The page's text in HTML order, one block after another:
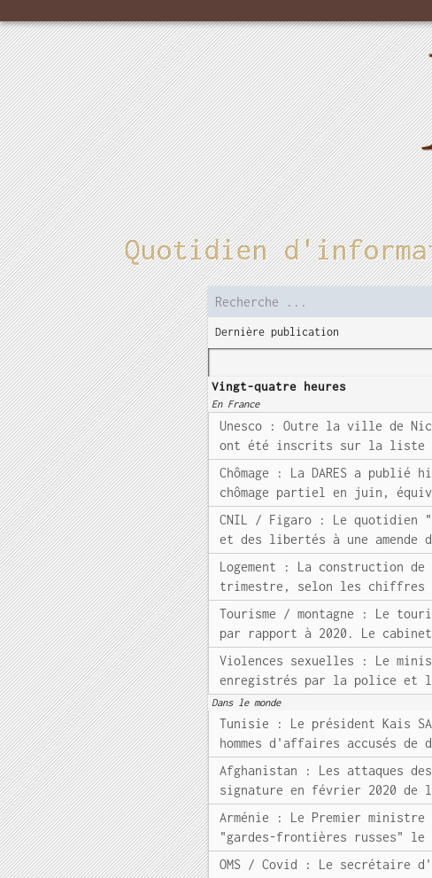
Quotidien
Dernière publication
Vingt-quatre heures
En France
Unesco : Outre la ville de
ont été inscrits sur la liste
Chômage : La DARES a
chômage partiel en juin,
CNIL / Figaro : Le quotidien
et des libertés à une
Logement : La construction
trimestre, selon les chiffres
Tourisme / montagne : Le
par rapport à 2020. Le
Violences sexuelles : Le
enregistrés par la police et la
Dans le monde
Tunisie : Le président Kais
hommes d'affaires accusés
Afghanistan : Les attaques
signature en février 2020 de
Arménie : Le Premier
"gardes-frontières russes"
OMS / Covid : Le secrétaire